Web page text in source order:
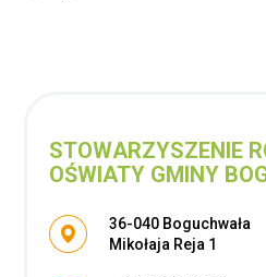
STOWARZYSZENIE
OŚWIATY GMINY
Adres pocztowy:
36-040 Boguchwała
Mikołaja Reja 1